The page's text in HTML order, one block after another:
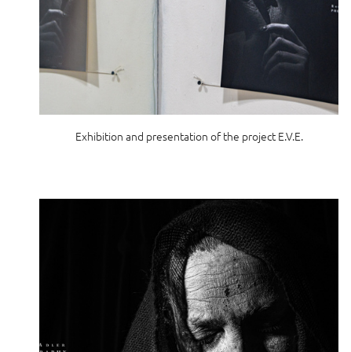
Exhibition and presentation of the project E.V.E.